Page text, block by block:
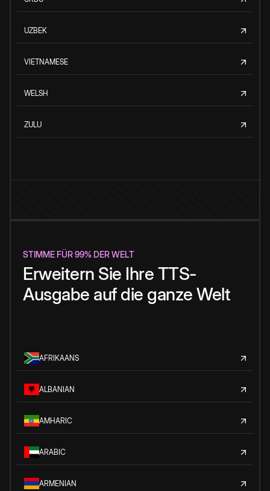
UZBEK
VIETNAMESE
WELSH
ZULU
STIMME FÜR 99% DER WELT
Erweitern Sie Ihre TTS-
Ausgabe auf die ganze Welt
AFRIKAANS
ALBANIAN
AMHARIC
ARABIC
ARMENIAN